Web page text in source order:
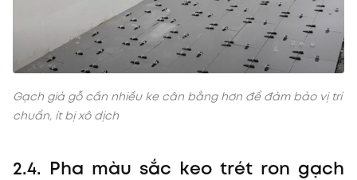
Gạch giả gỗ cần nhiều ke cân bằng hơn để đảm bảo vị trí
chuẩn, ít bị xô dịch
2.4. Pha màu sắc keo trét ron gạch